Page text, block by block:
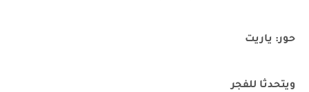
حور: ياريت
ويتحدثا للفجر